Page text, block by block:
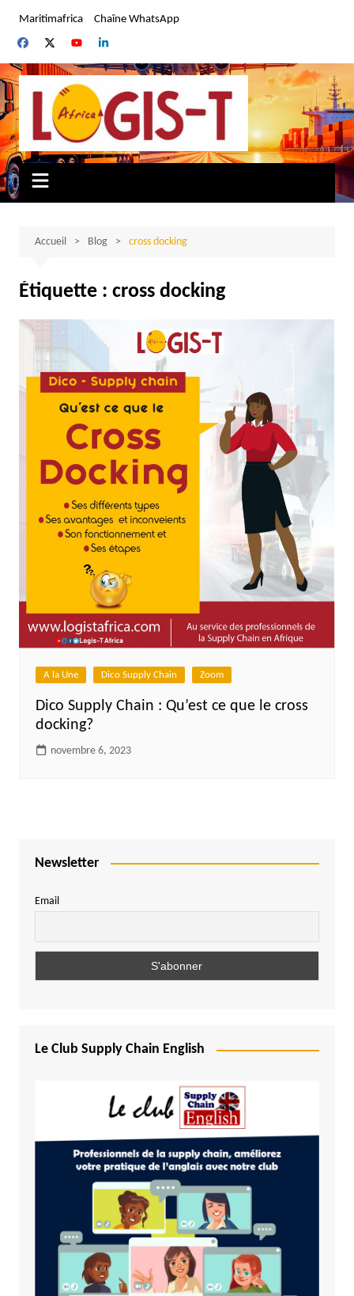
contenu
Maritimafrica Chaîne WhatsApp
Accueil Blog cross docking
Étiquette : cross docking
A la Une Dico Supply Chain Zoom
Dico Supply Chain : Qu’est ce que le cross
docking?
novembre 6, 2023
Newsletter
Email
Le Club Supply Chain English